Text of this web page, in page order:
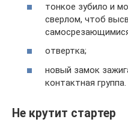
тонкое зубило и
сверлом, чтоб
отвертка;
новый замок
контактная группа.
Не крутит стартер